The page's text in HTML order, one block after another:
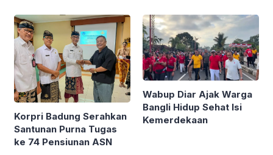
Korpri Badung Serahkan
Santunan Purna Tugas
ke 74 Pensiunan ASN
Wabup Diar Ajak Warga
Bangli Hidup Sehat Isi
Kemerdekaan